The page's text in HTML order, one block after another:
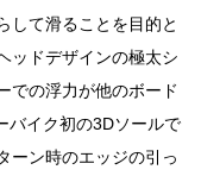
して滑ることを目的と
ッドデザインの極太シ
での浮力が他のボード
バイク初の3Dソールで
ーン時のエッジの引っ